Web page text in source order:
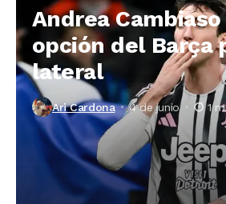
Andrea
opción del Barça
lateral
Ari Cardona 4 de junio 1